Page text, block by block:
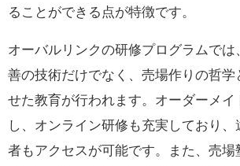
ることができる点が特徴です。
オーバルリンクの研修プログラムで
善の技術だけでなく、売場作りの哲学
せた教育が行われます。オーダーメイ
し、オンライン研修も充実しており
者もアクセスが可能です。また、売